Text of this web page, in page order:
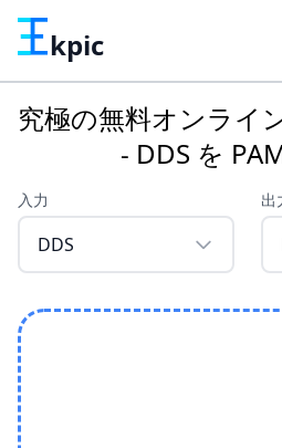
kpic
究極の無料オンライ
- DDS を
入力
DDS
出